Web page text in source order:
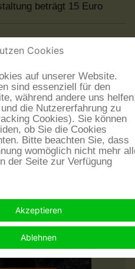
beträgt 15 Euro
Cookies
auf unserer Website.
sind essenziell für den
während andere uns
die Nutzererfahrung zu
Cookies). Sie können
ob Sie die Cookies
Bitte beachten Sie, dass
womöglich nicht mehr
der Seite zur Verfügung
Akzeptieren
Ablehnen